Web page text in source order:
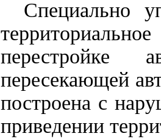
Специально
перестройке
пересекающей
построена с
приведении